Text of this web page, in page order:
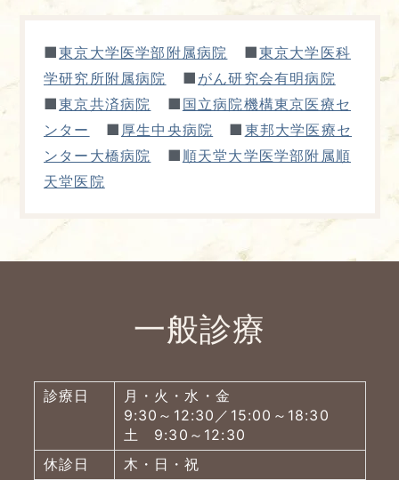
■東京大学医学部附属病院 ■東京大学医科
学研究所附属病院
■ がん研究会有明病院
■東京共済病院 ■ 国立病院機構東京医療セ
ンター
■ 厚生中央病院 ■ 東邦大学医療セ
ンター大橋病院
■ 順天堂大学医学部附属順
天堂医院
一般診療
診療日
月・火・水・金
9:30～12:30／15:00～18:30
土 9:30～12:30
休診日
木・日・祝